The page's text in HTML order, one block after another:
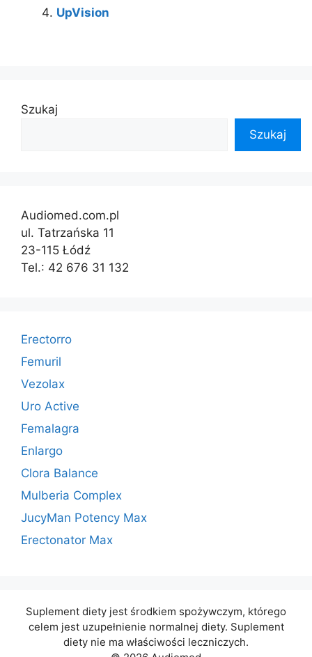
UpVision
Szukaj
Szukaj
Audiomed.com.pl
ul. Tatrzańska 11
23-115 Łódź
Tel.: 42 676 31 132
Erectorro
Femuril
Vezolax
Uro Active
Femalagra
Enlargo
Clora Balance
Mulberia Complex
JucyMan Potency Max
Erectonator Max
Suplement diety jest środkiem spożywczym, którego
celem jest uzupełnienie normalnej diety. Suplement
diety nie ma właściwości leczniczych.